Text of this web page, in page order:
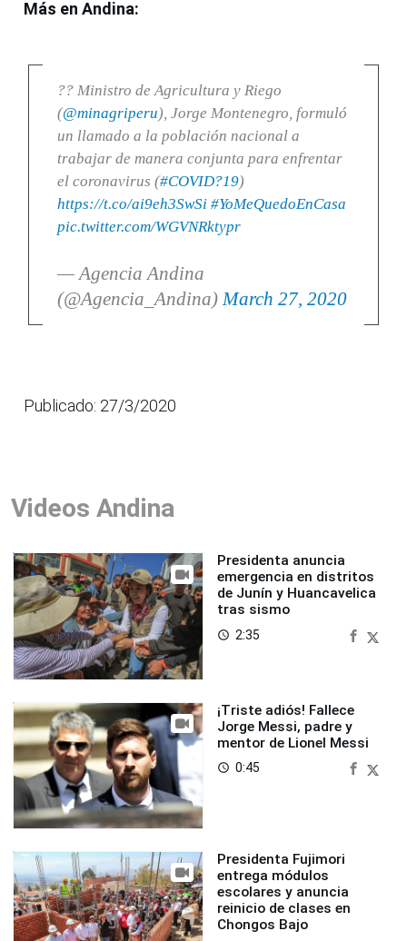
Más en Andina:
?? Ministro de Agricultura y Riego
(@minagriperu), Jorge Montenegro, formuló
un llamado a la población nacional a
trabajar de manera conjunta para enfrentar
el coronavirus (#COVID?19)
https://t.co/ai9eh3SwSi #YoMeQuedoEnCasa
pic.twitter.com/WGVNRktypr
— Agencia Andina
(@Agencia_Andina) March 27, 2020
Publicado: 27/3/2020
Videos Andina
Presidenta anuncia
emergencia en distritos
de Junín y Huancavelica
tras sismo
access_time 2:35
¡Triste adiós! Fallece
Jorge Messi, padre y
mentor de Lionel Messi
access_time 0:45
Presidenta Fujimori
entrega módulos
escolares y anuncia
reinicio de clases en
Chongos Bajo